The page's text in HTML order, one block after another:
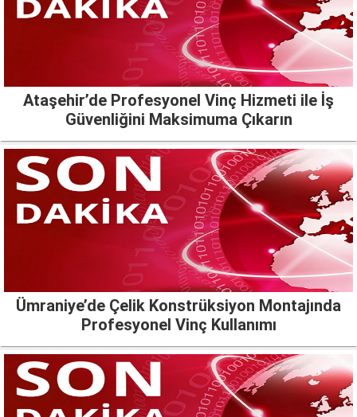
Ataşehir’de Profesyonel Vinç Hizmeti ile İş
Güvenliğini Maksimuma Çıkarın
Ümraniye’de Çelik Konstrüksiyon Montajında
Profesyonel Vinç Kullanımı